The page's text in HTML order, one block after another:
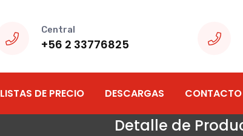
Central
+56 2 33776825
LISTAS DE PRECIO DESCARGAS CONTACTO
Detalle de